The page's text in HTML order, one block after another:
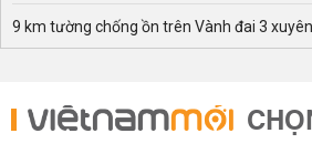
9 km tường chống ồn trên Vành đai 3